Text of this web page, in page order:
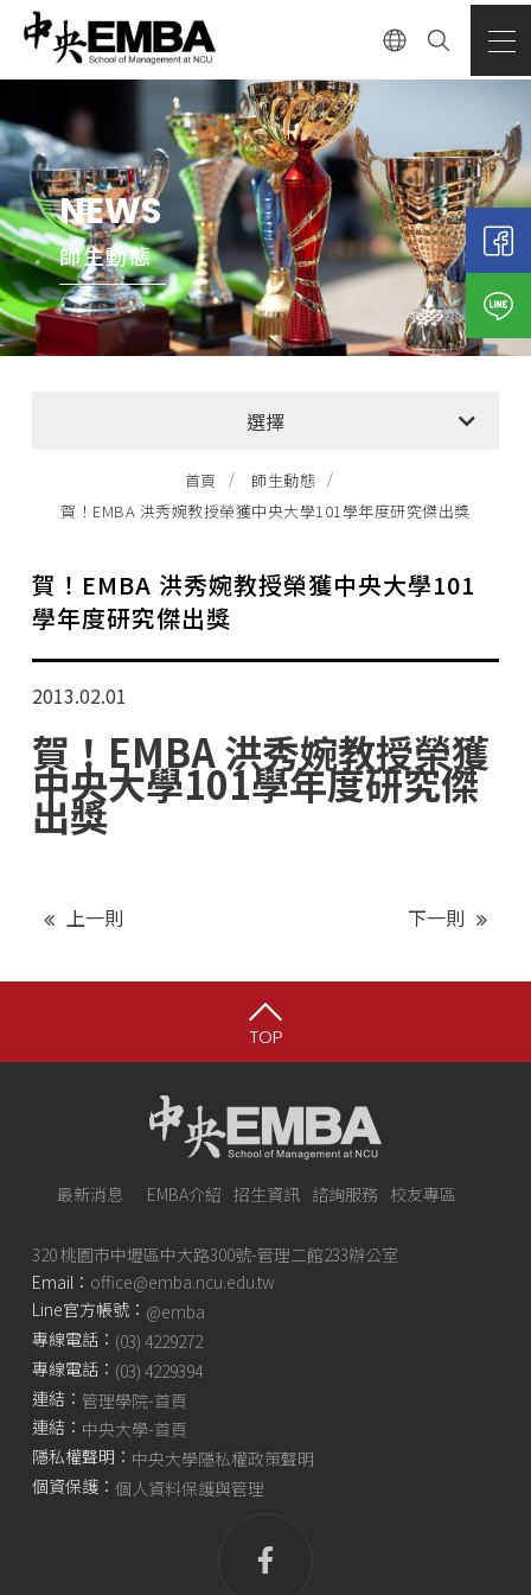
NEWS
師生動態
選擇
全部消息
EMBA招生公告
行政公告
師生動態
首頁
師生動態
賀！EMBA 洪秀婉教授榮獲中央大學101學年度研究傑出獎
賀！EMBA 洪秀婉教授榮獲中央大學101
學年度研究傑出獎
2013.02.01
賀！EMBA 洪秀婉教授榮獲
中央大學101學年度研究傑
出獎
上一則 下一則
TOP
最新消息 EMBA介紹 招生資訊 諮詢服務 校友專區
320 桃園市中壢區中大路300號-管理二館233辦公室
Email： office@emba.ncu.edu.tw
Line官方帳號： @emba
專線電話： (03) 4229272
專線電話： (03) 4229394
連結： 管理學院-首頁
連結： 中央大學-首頁
隱私權聲明： 中央大學隱私權政策聲明
個資保護： 個人資料保護與管理